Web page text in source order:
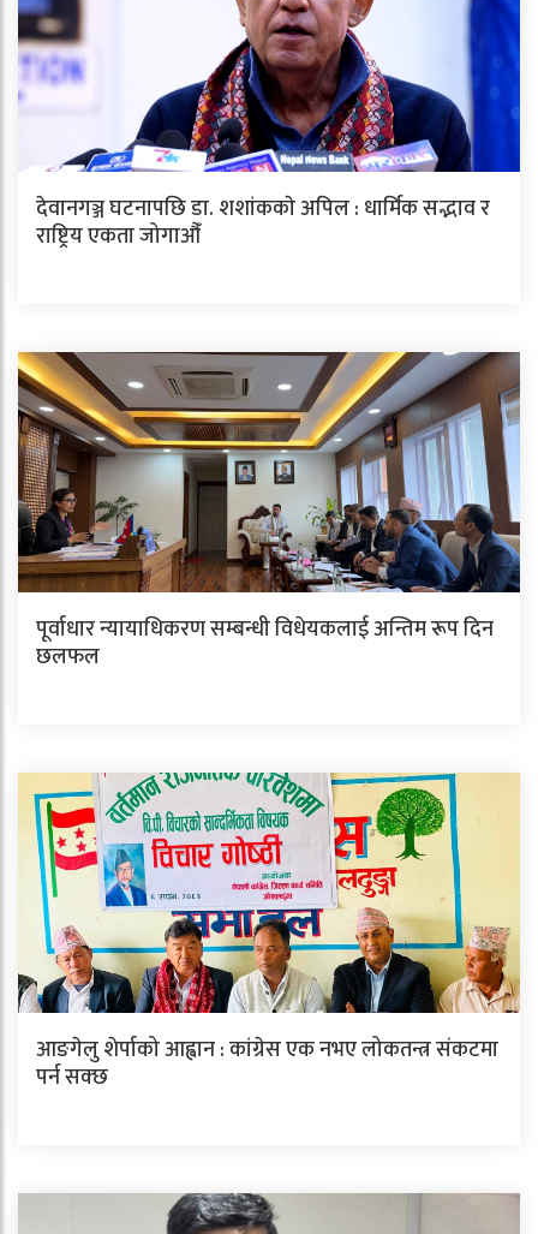
देवानगञ्ज घटनापछि डा. शशांककाे अपिल : धार्मिक सद्भाव र
राष्ट्रिय एकता जोगाऔँ
पूर्वाधार न्यायाधिकरण सम्बन्धी विधेयकलाई अन्तिम रूप दिन
छलफल
आङगेलु शेर्पाको आह्वान : कांग्रेस एक नभए लोकतन्त्र संकटमा
पर्न सक्छ